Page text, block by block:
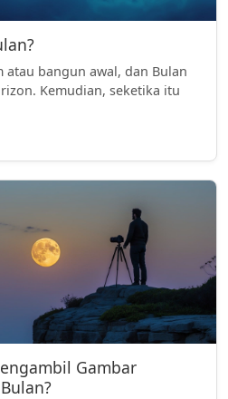
atau bangun awal, dan Bulan
Kemudian, seketika itu
Gambar